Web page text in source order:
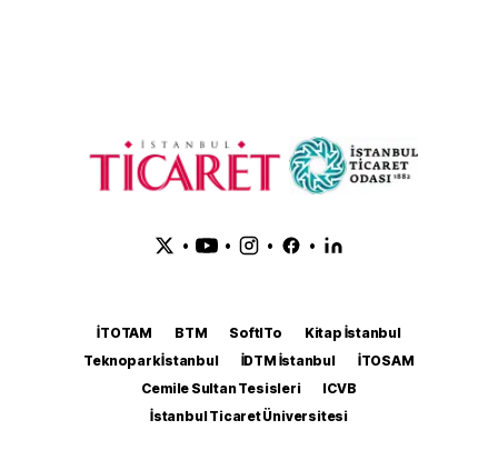
• • • •
İTOTAM BTM SoftITo
Kitap İstanbul
Teknopark İstanbul
İDTM İstanbul
İTOSAM
Cemile Sultan Tesisleri
ICVB
İstanbul Ticaret Üniversitesi